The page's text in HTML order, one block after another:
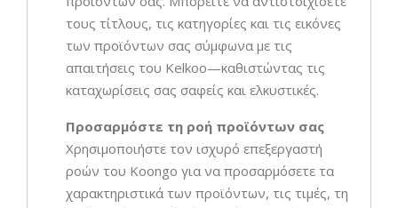
τους τίτλους, τις κατηγορίες και τις εικόνες
των προϊόντων σας σύμφωνα με τις
απαιτήσεις του Kelkoo—καθιστώντας τις
καταχωρίσεις σας σαφείς και ελκυστικές.
Προσαρμόστε τη ροή προϊόντων σας
Χρησιμοποιήστε τον ισχυρό επεξεργαστή
ροών του Koongo για να προσαρμόσετε τα
χαρακτηριστικά των προϊόντων, τις τιμές, τη